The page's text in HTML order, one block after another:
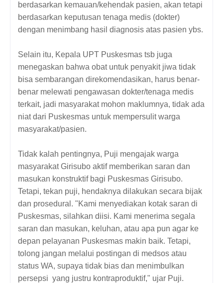
berdasarkan kemauan/kehendak pasien, akan tetapi
berdasarkan keputusan tenaga medis (dokter)
dengan menimbang hasil diagnosis atas pasien ybs.
Selain itu, Kepala UPT Puskesmas tsb juga
menegaskan bahwa obat untuk penyakit jiwa tidak
bisa sembarangan direkomendasikan, harus benar-
benar melewati pengawasan dokter/tenaga medis
terkait, jadi masyarakat mohon maklumnya, tidak ada
niat dari Puskesmas untuk mempersulit warga
masyarakat/pasien.
Tidak kalah pentingnya, Puji mengajak warga
masyarakat Girisubo aktif memberikan saran dan
masukan konstruktif bagi Puskesmas Girisubo.
Tetapi, tekan puji, hendaknya dilakukan secara bijak
dan prosedural. "Kami menyediakan kotak saran di
Puskesmas, silahkan diisi. Kami menerima segala
saran dan masukan, keluhan, atau apa pun agar ke
depan pelayanan Puskesmas makin baik. Tetapi,
tolong jangan melalui postingan di medsos atau
status WA, supaya tidak bias dan menimbulkan
persepsi yang justru kontraproduktif," ujar Puji.